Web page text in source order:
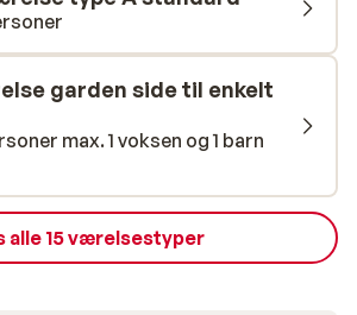
delikatesser.
garden side til enkelt
max. 1 voksen og 1 barn
alle 15 værelsestyper